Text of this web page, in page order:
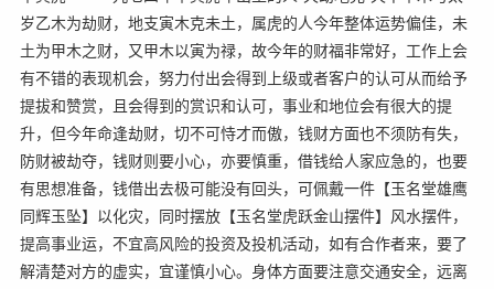
岁乙木为劫财，地支寅木克未土，属虎的人今年整体运势偏佳，未
土为甲木之财，又甲木以寅为禄，故今年的财福非常好，工作上会
有不错的表现机会，努力付出会得到上级或者客户的认可从而给予
提拔和赞赏，且会得到的赏识和认可，事业和地位会有很大的提
升，但今年命逢劫财，切不可恃才而傲，钱财方面也不须防有失，
防财被劫夺，钱财则要小心，亦要慎重，借钱给人家应急的，也要
有思想准备，钱借出去极可能没有回头，可佩戴一件【玉名堂雄鹰
同辉玉坠】以化灾，同时摆放【玉名堂虎跃金山摆件】风水摆件，
提高事业运，不宜高风险的投资及投机活动，如有合作者来，要了
解清楚对方的虚实，宜谨慎小心。身体方面要注意交通安全，远离